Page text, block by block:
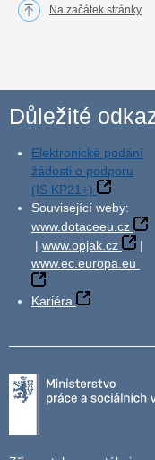
Na začátek stránky
Důležité
Elektronické podání
žádosti o podporu
(IS KP21+)
Související weby:
www.dotaceeu.cz
| www.opjak.cz
|
www.ec.europa.eu
Kariéra